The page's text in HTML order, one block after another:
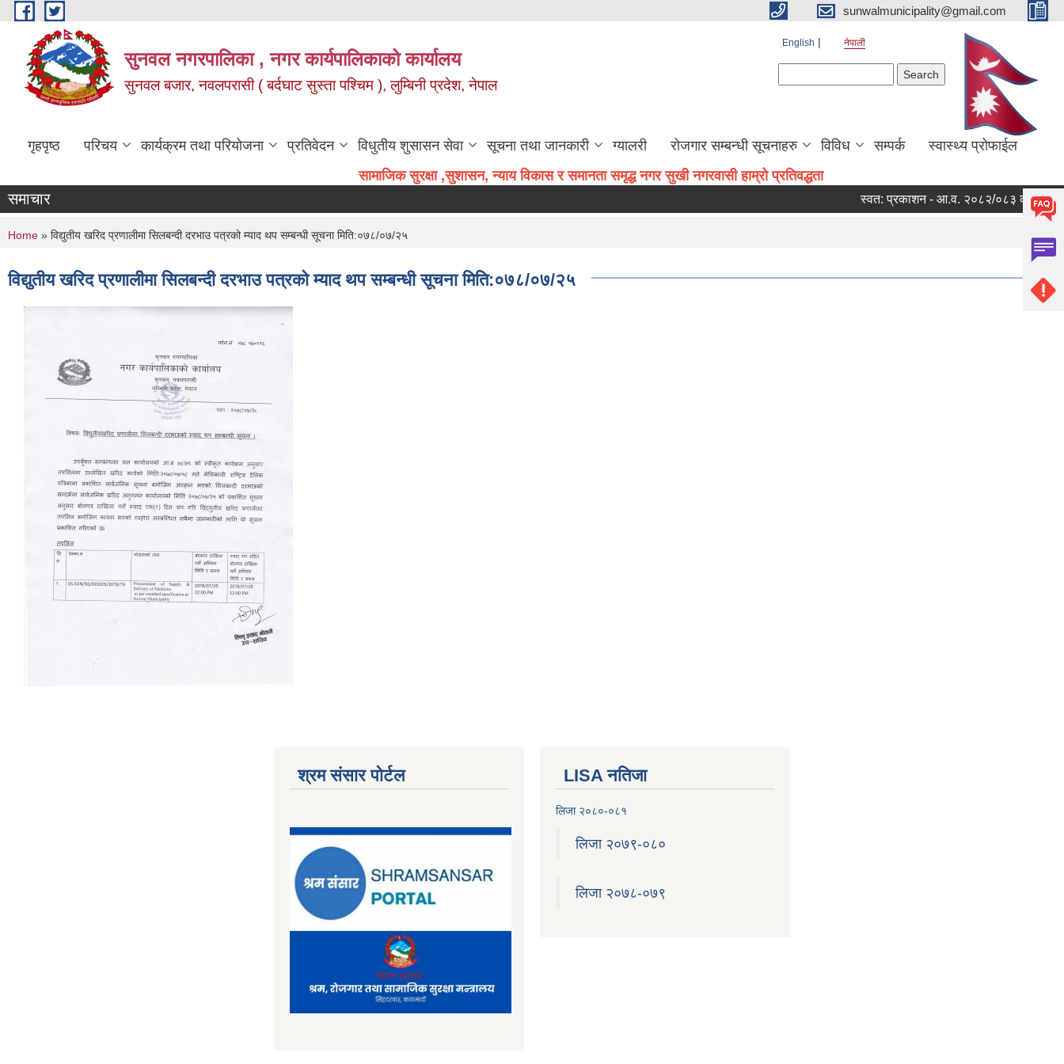
Skip to main content sunwalmunicipality@gmail.com
सुनवल नगरपालिका , नगर कार्यपालिकाको कार्यालय
सुनवल बजार, नवलपरासी ( बर्दघाट सुस्ता पश्चिम ), लुम्बिनी प्रदेश, नेपाल
English नेपाली
गृहपृष्ठ परिचय कार्यक्रम तथा परियोजना प्रतिवेदन विधुतीय शुसासन सेवा सूचना तथा जानकारी ग्यालरी रोजगार सम्बन्धी सूचनाहरु विविध सम्पर्क
स्वास्थ्य प्रोफाईल
सामाजिक सुरक्षा ,सुशासन, न्याय विकास र समानता समृद्ध नगर सुखी नगरवासी हाम्रो प्रतिवद्धता
समाचार स्वत: प्रकाशन - आ.व. २०८२/०८३ को चौथो
You are here
Home » विद्युतीय खरिद प्रणालीमा सिलबन्दी दरभाउ पत्रको म्याद थप सम्बन्धी सूचना मिति:०७८/०७/२५
विद्युतीय खरिद प्रणालीमा सिलबन्दी दरभाउ पत्रको म्याद थप सम्बन्धी सूचना मिति:०७८/०७/२५
श्रम संसार पोर्टल LISA नतिजा
लिजा २०८०-०८१
लिजा २०७९-०८०
लिजा २०७८-०७९